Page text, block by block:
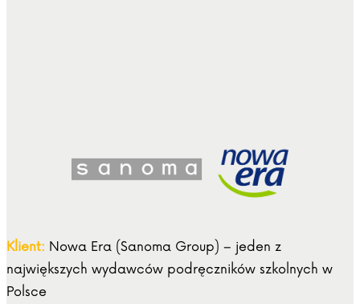
Klient: Nowa Era (Sanoma Group) – jeden z
największych wydawców podręczników szkolnych w
Polsce